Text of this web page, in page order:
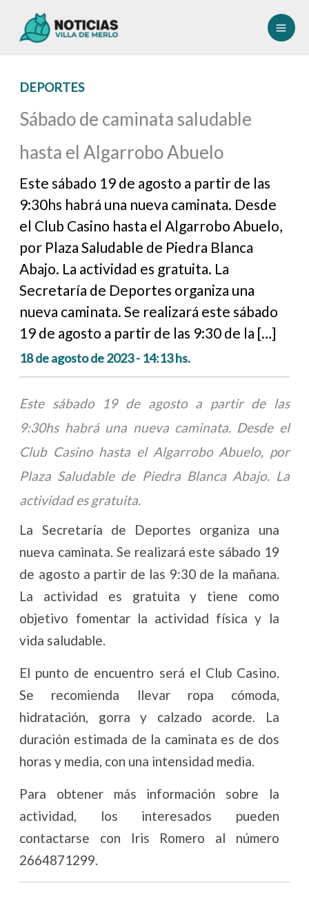
DEPORTES
Sábado de caminata saludable
hasta el Algarrobo Abuelo
Este sábado 19 de agosto a partir de las
9:30hs habrá una nueva caminata. Desde
el Club Casino hasta el Algarrobo Abuelo,
por Plaza Saludable de Piedra Blanca
Abajo. La actividad es gratuita. La
Secretaría de Deportes organiza una
nueva caminata. Se realizará este sábado
19 de agosto a partir de las 9:30 de la […]
18 de agosto de 2023 - 14:13 hs.
Este sábado 19 de agosto a partir de las
9:30hs habrá una nueva caminata. Desde el
Club Casino hasta el Algarrobo Abuelo, por
Plaza Saludable de Piedra Blanca Abajo. La
actividad es gratuita.
La Secretaría de Deportes organiza una
nueva caminata. Se realizará este sábado 19
de agosto a partir de las 9:30 de la mañana.
La actividad es gratuita y tiene como
objetivo fomentar la actividad física y la
vida saludable.
El punto de encuentro será el Club Casino.
Se recomienda llevar ropa cómoda,
hidratación, gorra y calzado acorde. La
duración estimada de la caminata es de dos
horas y media, con una intensidad media.
Para obtener más información sobre la
actividad, los interesados pueden
contactarse con Iris Romero al número
2664871299.